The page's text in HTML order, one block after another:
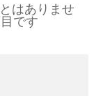
はありませ
です